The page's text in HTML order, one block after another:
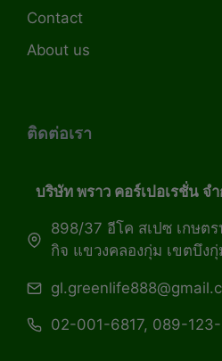
Contact
About us
ติดต่อเรา
บริษัท พราว คอร์เปอเรชั่น จ
898/37 อีโค สเปซ เกษต
กิจ แขวงคลองกุ่ม เขตบึง
02-001-6817, 089-